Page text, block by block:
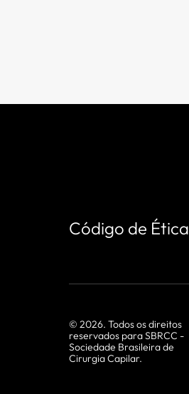
Código de Ética
© 2026. Todos os direitos
reservados para SBRCC -
Sociedade Brasileira de
Cirurgia Capilar.